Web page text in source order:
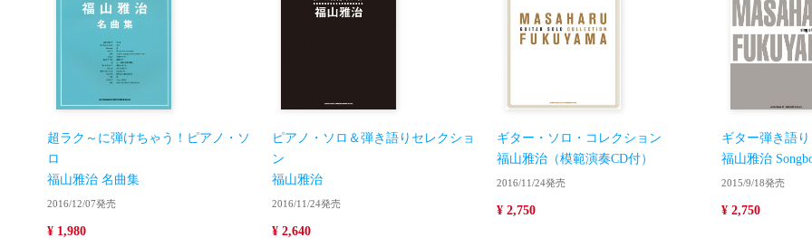
超ラク～に弾けちゃう！ピアノ・ソ
ロ
福山雅治 名曲集
2016/12/07発売
¥ 1,980
ピアノ・ソロ＆弾き語りセレクショ
ン
福山雅治
2016/11/24発売
¥ 2,640
ギター・ソロ・コレクション
福山雅治（模範演奏CD付）
2016/11/24発売
¥ 2,750
ギター弾き語り
福山雅治
2015/9/18発売
¥ 2,750